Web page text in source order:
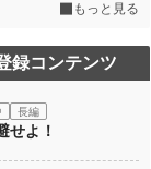
もっと見る
録コンテンツ
長編
せよ！